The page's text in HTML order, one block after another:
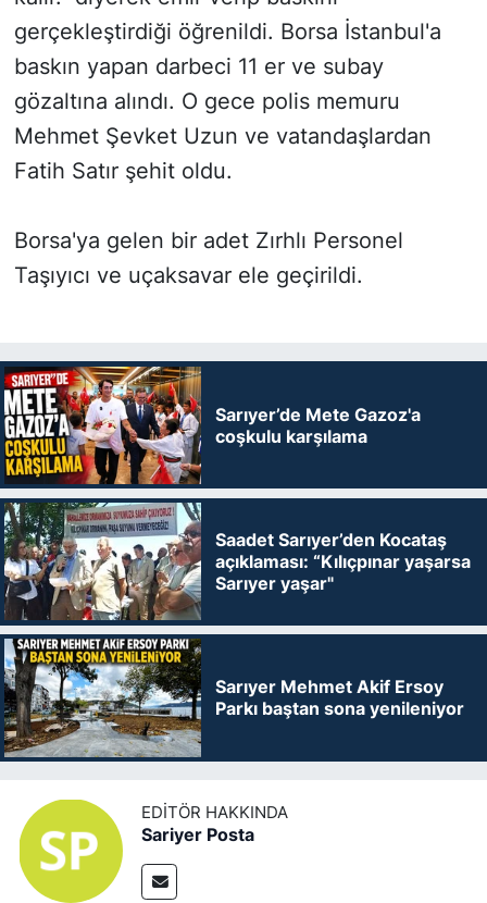
gerçekleştirdiği öğrenildi. Borsa İstanbul'a
baskın yapan darbeci 11 er ve subay
gözaltına alındı. O gece polis memuru
Mehmet Şevket Uzun ve vatandaşlardan
Fatih Satır şehit oldu.
Borsa'ya gelen bir adet Zırhlı Personel
Taşıyıcı ve uçaksavar ele geçirildi.
Sarıyer’de Mete Gazoz'a
coşkulu karşılama
Saadet Sarıyer’den Kocataş
açıklaması: “Kılıçpınar yaşarsa
Sarıyer yaşar"
Sarıyer Mehmet Akif Ersoy
Parkı baştan sona yenileniyor
EDITÖR HAKKINDA
Sariyer Posta